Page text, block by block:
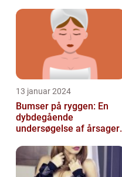
forebyggelse
13 januar 2024
Bumser på ryggen: En
dybdegående
undersøgelse af årsager,
forebyggelse